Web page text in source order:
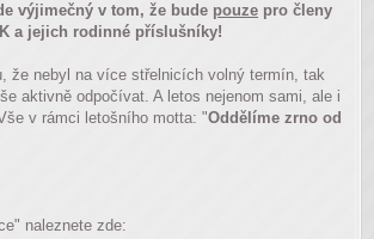
výjimečný v tom, že bude pouze pro členy
a jejich rodinné příslušníky!
že nebyl na více střelnicích volný termín, tak
aktivně odpočívat. A letos nejenom sami, ale i
v rámci letošního motta: "Oddělíme zrno od
naleznete zde: